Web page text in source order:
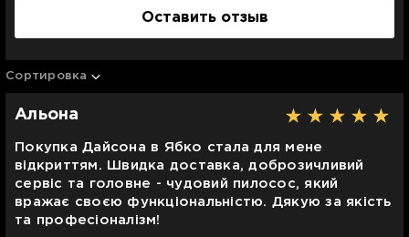
Оставить отзыв
Сортировка
Альона
Покупка Дайсона в Ябко стала для мене
відкриттям. Швидка доставка, доброзичливий
сервіс та головне - чудовий пилосос, який
вражає своєю функціональністю. Дякую за якість
та професіоналізм!